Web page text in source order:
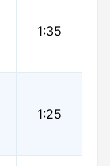
1:35
1:25